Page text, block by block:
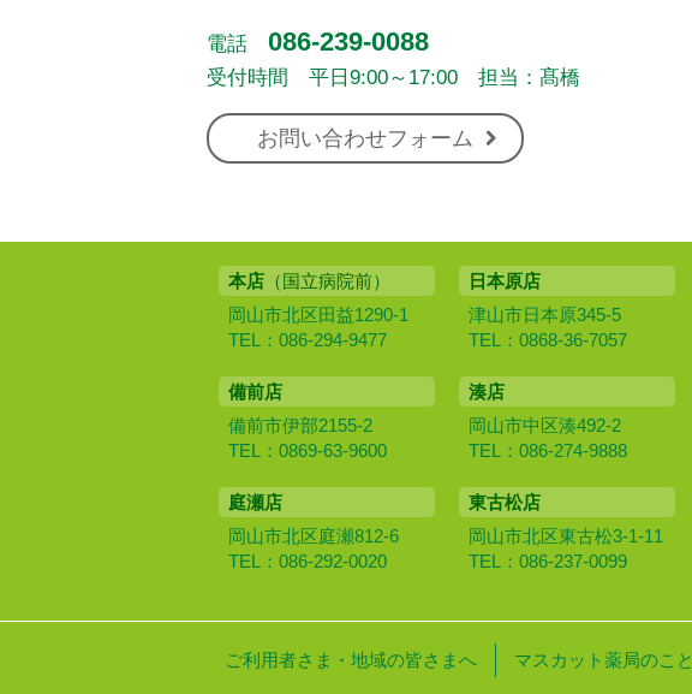
電話 086-239-0088
受付時間 平日9:00～17:00 担当：髙橋
お問い合わせフォーム
本店 （国立病院前）
岡山市北区田益1290-1
TEL：086-294-9477
日本原店
津山市日本原345-5
TEL：0868-36-7057
備前店
備前市伊部2155-2
TEL：0869-63-9600
湊店
岡山市中区湊492-2
TEL：086-274-9888
庭瀬店
岡山市北区庭瀬812-6
TEL：086-292-0020
東古松店
岡山市北区東古松3-1-11
TEL：086-237-0099
ご利用者さま・地域の皆さまへ マスカット薬局のこと